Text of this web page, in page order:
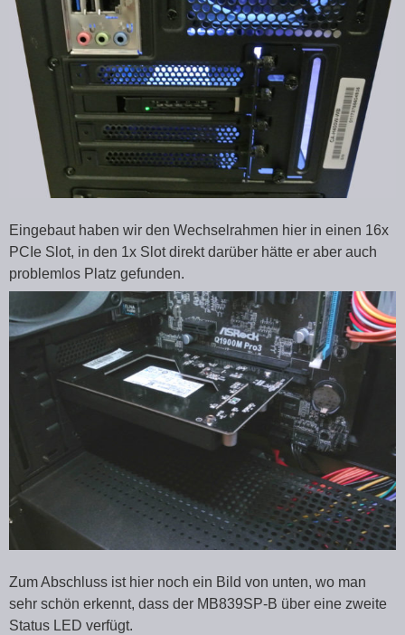
Eingebaut haben wir den Wechselrahmen hier in einen 16x
PCIe Slot, in den 1x Slot direkt darüber hätte er aber auch
problemlos Platz gefunden.
Zum Abschluss ist hier noch ein Bild von unten, wo man
sehr schön erkennt, dass der MB839SP-B über eine zweite
Status LED verfügt.